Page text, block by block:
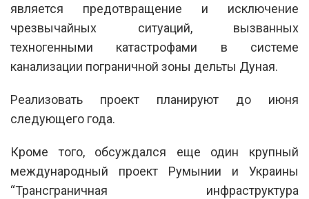
является предотвращение и исключение
чрезвычайных ситуаций, вызванных
техногенными катастрофами в системе
канализации пограничной зоны дельты Дуная.
Реализовать проект планируют до июня
следующего года.
Кроме того, обсуждался еще один крупный
международный проект Румынии и Украины
“Трансграничная инфраструктура